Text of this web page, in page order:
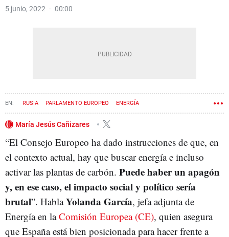
5 junio, 2022 00:00
RUSIA PARLAMENTO EUROPEO ENERGÍA
ENERGÍAS RENOVABLES
María Jesús Cañizares
“El Consejo Europeo ha dado instrucciones de que, en
el contexto actual, hay que buscar energía e incluso
activar las plantas de carbón. Puede haber un apagón
y, en ese caso, el impacto social y político sería
brutal”. HablaYolanda García, jefa adjunta de
Energía en laComisión Europea (CE), quien asegura
que España está bien posicionada para hacer frente a